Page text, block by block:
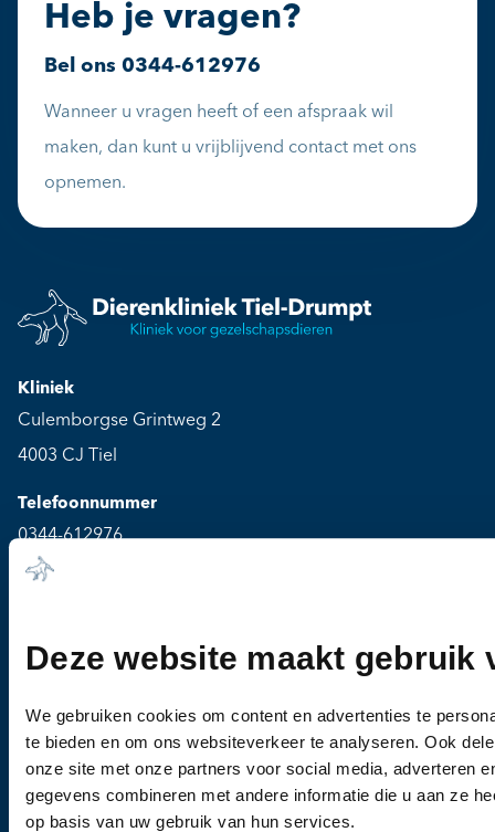
Deze website maakt gebruik
We gebruiken cookies om content en advertenties te
te bieden en om ons websiteverkeer te analyseren. Ook
onze site met onze partners voor social media, adverteren
gegevens combineren met andere informatie die u aan ze
op basis van uw gebruik van hun services.
Heb je vragen?
Bel ons 0344-612976
Wanneer u vragen heeft of een afspraak wil
maken, dan kunt u vrijblijvend contact met ons
opnemen.
Kliniek
Culemborgse Grintweg 2
4003 CJ Tiel
Telefoonnummer
0344-612976
Bel ons voor een afspraak
Maandag t/m vrijdag: 08:00 - 19:30
Pagina's
Dieren
Ziekten